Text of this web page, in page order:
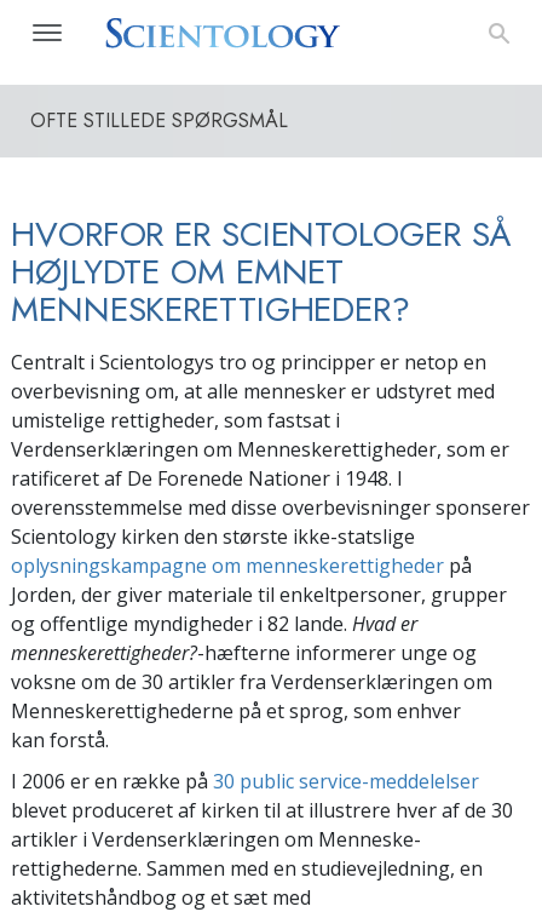
OFTE STILLEDE SPØRGSMÅL
HVORFOR ER SCIENTOLOGER SÅ
HØJLYDTE OM EMNET
MENNESKERETTIGHEDER?
Centralt i Scientologys tro og principper er netop en
overbevisning om, at alle mennesker er udstyret med
umistelige rettigheder, som fastsat i
Verdenserklæringen om Menneskerettigheder, som er
ratificeret af De Forenede Nationer i 1948. I
overensstemmelse med disse overbevisninger sponserer
Scientology kirken den største ikke-statslige
oplysningskampagne om menneskerettigheder på
Jorden, der giver materiale til enkeltpersoner, grupper
og offentlige myndigheder i 82 lande. Hvad er
menneskerettigheder?-hæfterne informerer unge og
voksne om de 30 artikler fra Verdenserklæringen om
Menneskerettighederne på et sprog, som enhver
kan forstå.
I 2006 er en række på 30 public service-meddelelser
blevet produceret af kirken til at illustrere hver af de 30
artikler i Verdenserklæringen om Menneske-
rettighederne. Sammen med en studievejledning, en
aktivitetshåndbog og et sæt med